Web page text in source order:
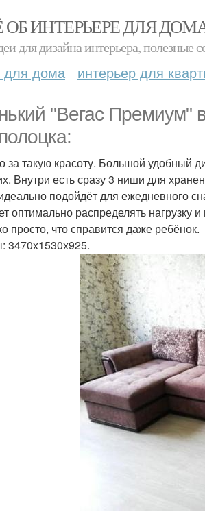
ОБ ИНТЕРЬЕРЕ ДЛЯ
для дизайна интерьера, полезные
для дома интерьер для
"Вегас Премиум"
за такую красоту. Большой удобный
Внутри есть сразу 3 ниши для
подойдёт для ежедневного
оптимально распределять
просто, что справится даже ребёнок.
3470x1530x925.